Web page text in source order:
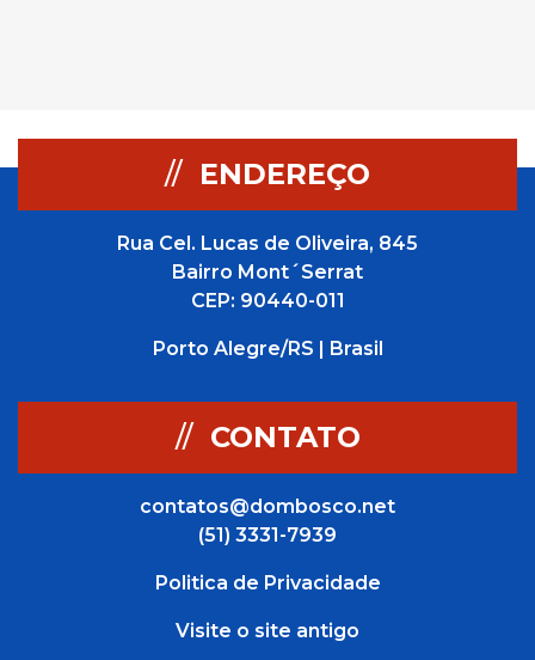
// ENDEREÇO
Rua Cel. Lucas de Oliveira, 845
Bairro Mont´Serrat
CEP: 90440-011
Porto Alegre/RS | Brasil
// CONTATO
contatos@dombosco.net
(51) 3331-7939
Politica de Privacidade
Visite o site antigo